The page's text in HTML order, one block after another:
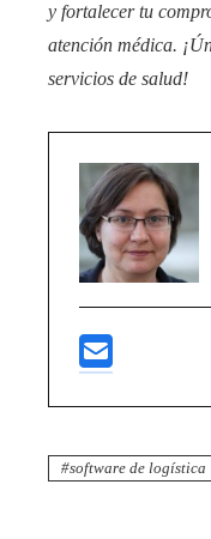
y fortalecer tu
atención médica.
servicios de salud!
software de logística